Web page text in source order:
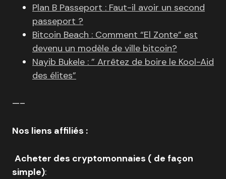
Plan B Passeport : Faut-il avoir un second
passeport ?
Bitcoin Beach : Comment “El Zonte” est
devenu un modèle de ville bitcoin?
Nayib Bukele : ” Arrêtez de boire le Kool-Aid
des élites”
—–
Nos liens affiliés :
Acheter des cryptomonnaies ( de façon
simple):